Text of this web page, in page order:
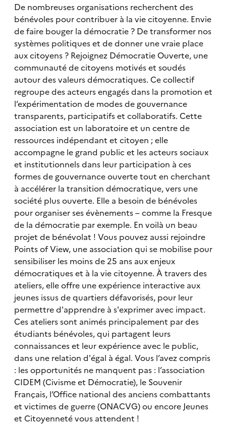
De nombreuses organisations recherchent des
bénévoles pour contribuer à la vie citoyenne. Envie
de faire bouger la démocratie ? De transformer nos
systèmes politiques et de donner une vraie place
aux citoyens ? Rejoignez Démocratie Ouverte, une
communauté de citoyens motivés et soudés
autour des valeurs démocratiques. Ce collectif
regroupe des acteurs engagés dans la promotion et
l’expérimentation de modes de gouvernance
transparents, participatifs et collaboratifs. Cette
association est un laboratoire et un centre de
ressources indépendant et citoyen ; elle
accompagne le grand public et les acteurs sociaux
et institutionnels dans leur participation à ces
formes de gouvernance ouverte tout en cherchant
à accélérer la transition démocratique, vers une
société plus ouverte. Elle a besoin de bénévoles
pour organiser ses évènements – comme la Fresque
de la démocratie par exemple. En voilà un beau
projet de bénévolat ! Vous pouvez aussi rejoindre
Points of View, une association qui se mobilise pour
sensibiliser les moins de 25 ans aux enjeux
démocratiques et à la vie citoyenne. À travers des
ateliers, elle offre une expérience interactive aux
jeunes issus de quartiers défavorisés, pour leur
permettre d'apprendre à s'exprimer avec impact.
Ces ateliers sont animés principalement par des
étudiants bénévoles, qui partagent leurs
connaissances et leur expérience avec le public,
dans une relation d'égal à égal. Vous l’avez compris
: les opportunités ne manquent pas : l’association
CIDEM (Civisme et Démocratie), le Souvenir
Français, l’Office national des anciens combattants
et victimes de guerre (ONACVG) ou encore Jeunes
et Citoyenneté vous attendent !